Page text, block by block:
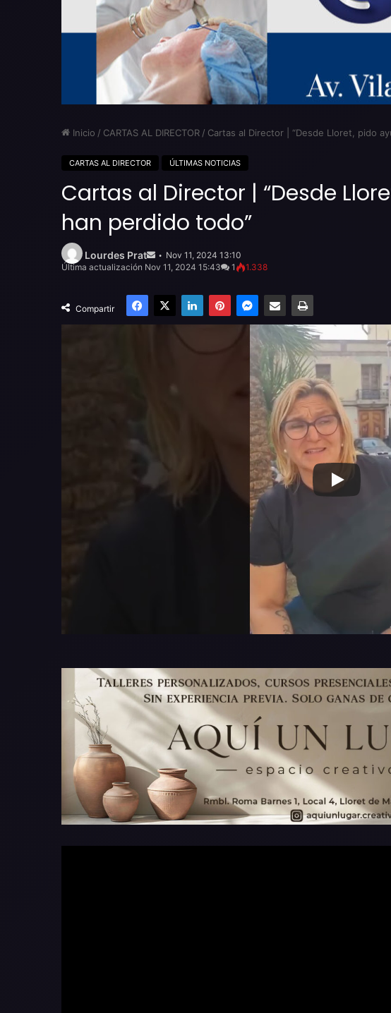
Inicio / CARTAS AL DIRECTOR / Cartas al Director | “Desde Lloret, pido
CARTAS AL DIRECTOR ÚLTIMAS NOTICIAS
Cartas al Director | “Desde
han perdido todo”
Lourdes Prat
emailNov 11, 2024 13:10
Última actualización Nov 11, 2024 15:43
1 1.338
Compartir
Facebook
X LinkedInPinterestMessenger
Compartir por email Imprimir